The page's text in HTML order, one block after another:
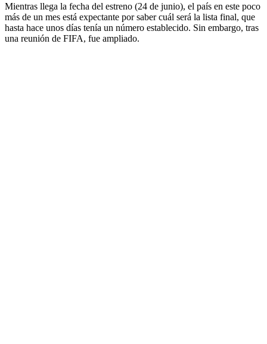
Mientras llega la fecha del estreno (24 de junio), el país en este poco
más de un mes está expectante por saber cuál será la lista final, que
hasta hace unos días tenía un número establecido. Sin embargo, tras
una reunión de FIFA, fue ampliado.